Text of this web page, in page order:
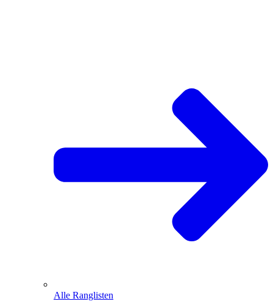
Alle Ranglisten